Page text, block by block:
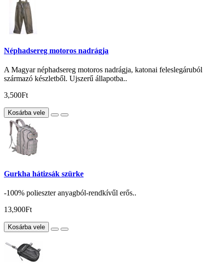
Néphadsereg motoros nadrágja
A Magyar néphadsereg motoros nadrágja, katonai feleslegáruból
származó készletből. Ujszerű állapotba..
3,500Ft
Kosárba vele
Gurkha hátizsák szürke
-100% polieszter anyagból-rendkívűl erős..
13,900Ft
Kosárba vele